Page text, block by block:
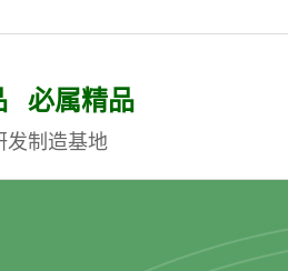
必属精品
发制造基地